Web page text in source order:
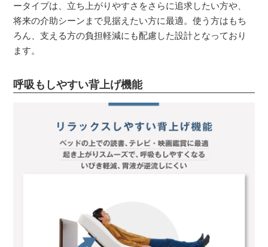
ータイプは、立ち上がりやすさをさらに追求したい方や、
将来の介助シーンまで見据えたい方に最適。使う方はもち
ろん、支える方の負担軽減にも配慮した設計となっており
ます。
呼吸もしやすい背上げ機能